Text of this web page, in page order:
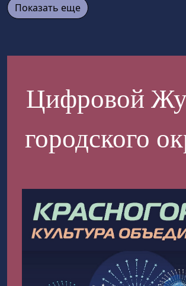
Показать еще
Цифровой
городского